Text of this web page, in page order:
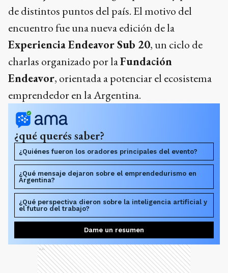
de distintos puntos del país. El motivo del
encuentro fue una nueva edición de la
Experiencia Endeavor Sub 20, un ciclo de
charlas organizado por laFundación
Endeavor, orientada a potenciar el ecosistema
emprendedor en la Argentina.
¿qué querés saber?
¿Quiénes fueron los oradores principales del evento?
¿Qué mensaje dejaron sobre el emprendedurismo en
Argentina?
¿Qué perspectiva dieron sobre la inteligencia artificial y
el futuro del trabajo?
Dame un resumen
Ads